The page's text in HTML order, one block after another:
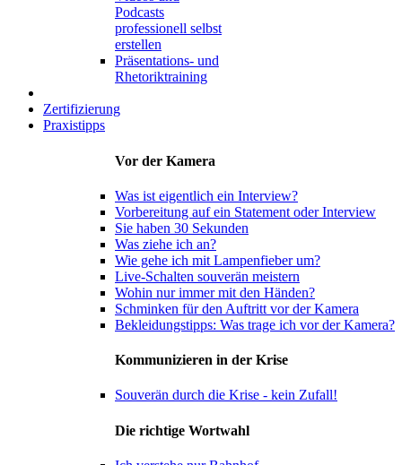
Podcasts
professionell selbst
erstellen
Präsentations- und
Rhetoriktraining
Zertifizierung
Praxistipps
Vor der Kamera
Was ist eigentlich ein Interview?
Vorbereitung auf ein Statement oder Interview
Sie haben 30 Sekunden
Was ziehe ich an?
Wie gehe ich mit Lampenfieber um?
Live-Schalten souverän meistern
Wohin nur immer mit den Händen?
Schminken für den Auftritt vor der Kamera
Bekleidungstipps: Was trage ich vor der Kamera?
Kommunizieren in der Krise
Souverän durch die Krise - kein Zufall!
Die richtige Wortwahl